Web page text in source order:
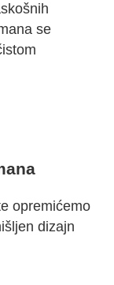
se
opremićemo
dizajn